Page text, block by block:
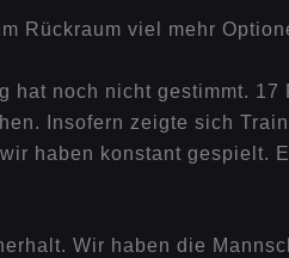
Rückraum viel mehr
hat noch nicht gestimmt.
Insofern zeigte sich
haben konstant gespielt.
Wir haben die